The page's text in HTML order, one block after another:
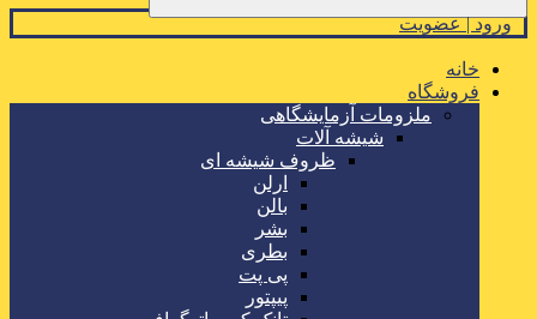
ورود | عضویت
خانه
فروشگاه
ملزومات آزمایشگاهی
شیشه آلات
ظروف شیشه ای
ارلن
بالن
بشر
بطری
پی پت
پیپتور